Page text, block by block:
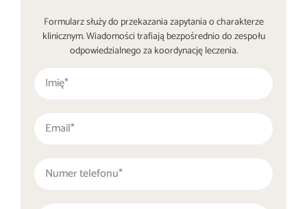
Formularz służy do przekazania zapytania o charakterze
klinicznym. Wiadomości trafiają bezpośrednio do zespołu
odpowiedzialnego za koordynację leczenia.